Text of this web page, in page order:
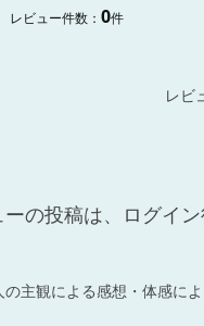
レビュー件数： 0件
レビ
ーの投稿は、ログイン
主観による感想・体感に